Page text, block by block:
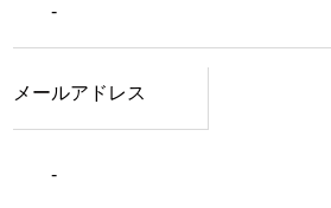
-
メールアドレス
-